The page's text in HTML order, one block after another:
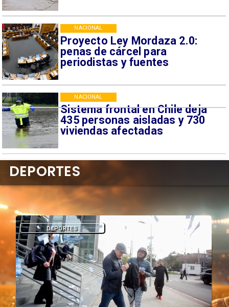
Proyecto Ley Mordaza 2.0:
penas de cárcel para
periodistas y fuentes
NACIONAL
Sistema frontal en Chile deja
435 personas aisladas y 730
viviendas afectadas
NACIONAL
DEPORTES
DEPORTES